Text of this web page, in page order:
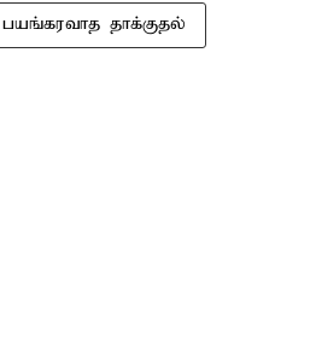
பயங்கரவாத தாக்குதல்